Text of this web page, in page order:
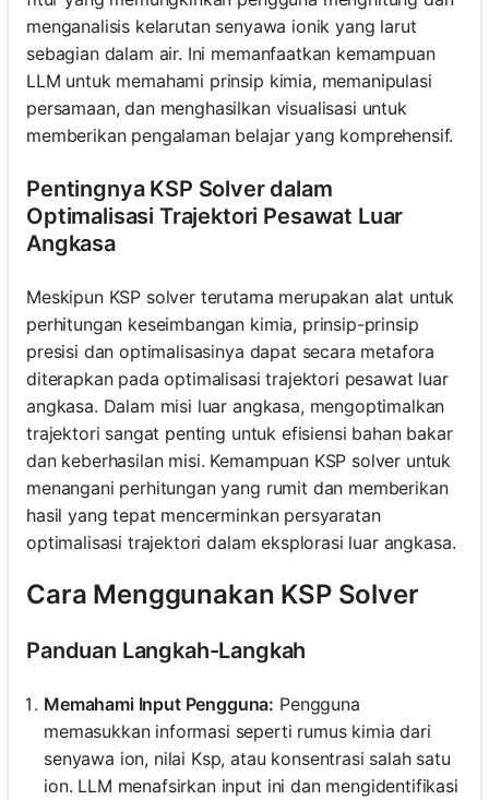
menganalisis kelarutan senyawa ionik yang larut
sebagian dalam air. Ini memanfaatkan kemampuan
LLM untuk memahami prinsip kimia, memanipulasi
persamaan, dan menghasilkan visualisasi untuk
memberikan pengalaman belajar yang komprehensif.
Pentingnya KSP Solver dalam
Optimalisasi Trajektori Pesawat Luar
Angkasa
Meskipun KSP solver terutama merupakan alat untuk
perhitungan keseimbangan kimia, prinsip-prinsip
presisi dan optimalisasinya dapat secara metafora
diterapkan pada optimalisasi trajektori pesawat luar
angkasa. Dalam misi luar angkasa, mengoptimalkan
trajektori sangat penting untuk efisiensi bahan bakar
dan keberhasilan misi. Kemampuan KSP solver untuk
menangani perhitungan yang rumit dan memberikan
hasil yang tepat mencerminkan persyaratan
optimalisasi trajektori dalam eksplorasi luar angkasa.
Cara Menggunakan KSP Solver
Panduan Langkah-Langkah
Memahami Input Pengguna: Pengguna
memasukkan informasi seperti rumus kimia dari
senyawa ion, nilai Ksp, atau konsentrasi salah satu
ion. LLM menafsirkan input ini dan mengidentifikasi